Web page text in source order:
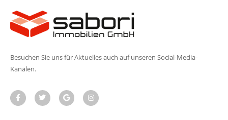
Besuchen Sie uns für Aktuelles auch auf unseren Social-Media-
Kanälen.